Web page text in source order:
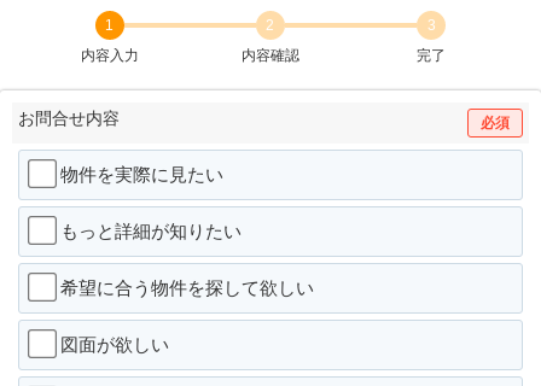
1
内容入力
2
内容確認
3
完了
お問合せ内容 必須
物件を実際に見たい
もっと詳細が知りたい
希望に合う物件を探して欲しい
図面が欲しい